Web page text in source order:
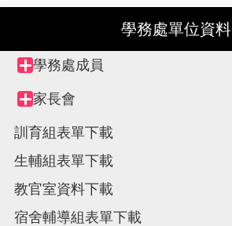
學務處單位資料
Collapse
node
Tree
view,
學務處成員
Collapse
node
家長會
訓育組表單下載
生輔組表單下載
教官室資料下載
宿舍輔導組表單下載